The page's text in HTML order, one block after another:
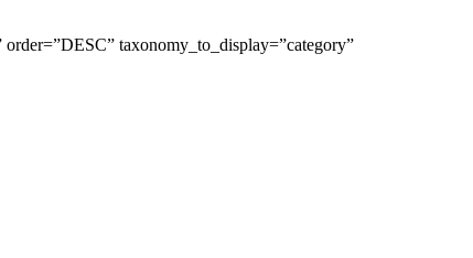
taxonomy_to_display=”category”